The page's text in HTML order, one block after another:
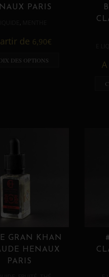
PARIS
,
de 6,90€
DES OPTIONS
GRAN KHAN
HENAUX
PARIS